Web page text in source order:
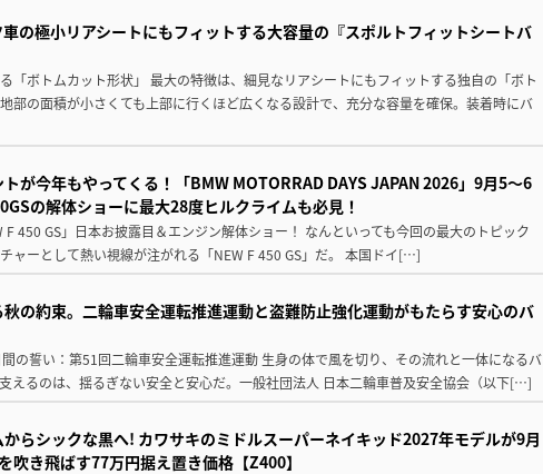
の極小リアシートにもフィットする大容量の『スポルトフィットシートバ
「ボトムカット形状」 最大の特徴は、細見なリアシートにもフィットする独自の「ボト
部の面積が小さくても上部に行くほど広くなる設計で、充分な容量を確保。装着時にバ
が今年もやってくる！「BMW MOTORRAD DAYS JAPAN 2026」9月5〜6
の解体ショーに最大28度ヒルクライムも必見！
F 450 GS」日本お披露目＆エンジン解体ショー！ なんといっても今回の最大のトピック
ャーとして熱い視線が注がれる「NEW F 450 GS」だ。 本国ドイ[…]
の約束。二輪車安全運転推進運動と盗難防止強化運動がもたらす安心のバ
の誓い：第51回二輪車安全運転推進運動 生身の体で風を切り、その流れと一体になるバ
えるのは、揺るぎない安全と安心だ。一般社団法人 日本二輪車普及安全協会（以下[…]
らシックな黒へ! カワサキのミドルスーパーネイキッド2027年モデルが9月
吹き飛ばす77万円据え置き価格【Z400】